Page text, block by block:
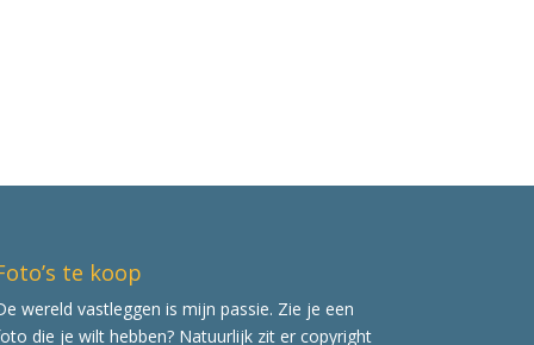
te koop
wereld vastleggen is mijn passie. Zie je een
die je wilt hebben? Natuurlijk zit er copyright